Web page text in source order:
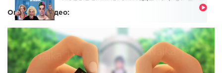
Описание видео: